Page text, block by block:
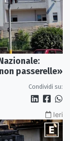
passerelle»
Condividi su:
Ieri